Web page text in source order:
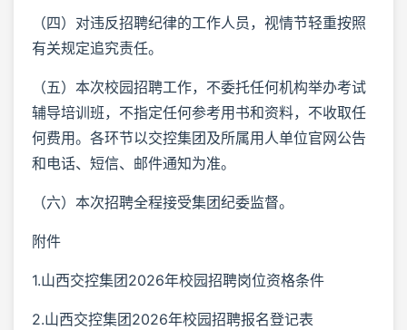
（四）对违反招聘纪律的工作人员，视情节轻重按照
有关规定追究责任。
（五）本次校园招聘工作，不委托任何机构举办考试
辅导培训班，不指定任何参考用书和资料，不收取任
何费用。各环节以交控集团及所属用人单位官网公告
和电话、短信、邮件通知为准。
（六）本次招聘全程接受集团纪委监督。
附件
1.山西交控集团2026年校园招聘岗位资格条件
2.山西交控集团2026年校园招聘报名登记表